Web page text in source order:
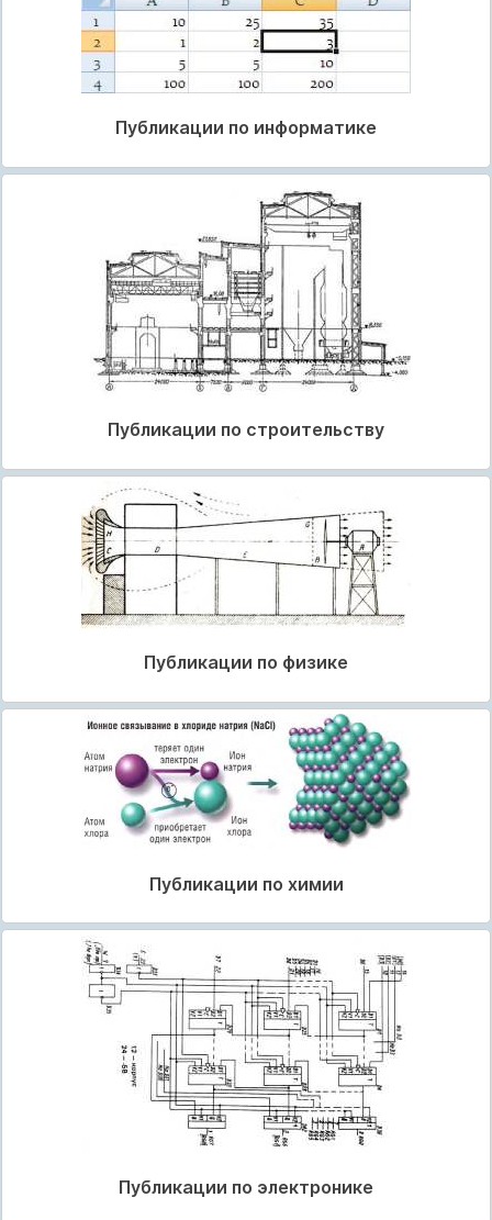
Публикации по информатике
Публикации по строительству
Публикации по физике
Публикации по химии
Публикации по электронике